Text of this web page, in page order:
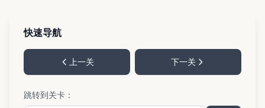
快速导航
上一关 下一关
跳转到关卡：